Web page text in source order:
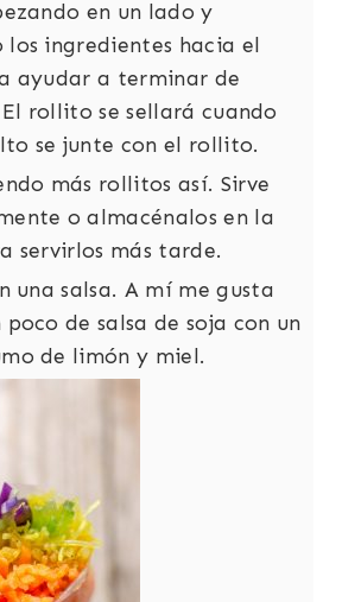
en un lado y
los ingredientes hacia el
ayudar a terminar de
rollito se sellará cuando
se junte con el rollito.
más rollitos así. Sirve
o almacénalos en la
servirlos más tarde.
una salsa. A mí me gusta
de salsa de soja con un
de limón y miel.